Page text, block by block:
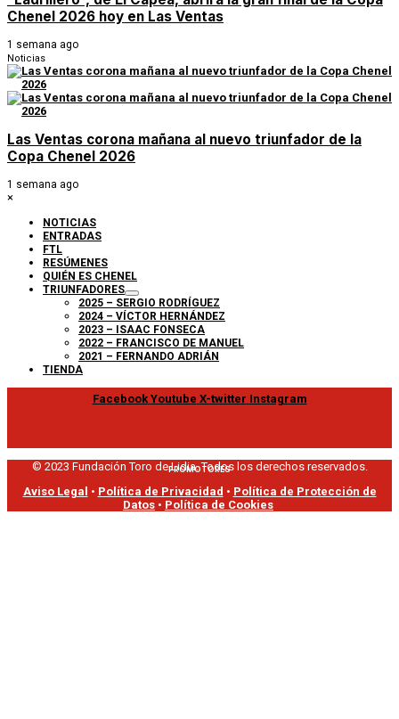
Chenel 2026 hoy en Las Ventas
1 semana ago
Noticias
Las Ventas corona mañana al nuevo triunfador de la
Copa Chenel 2026
1 semana ago
×
NOTICIAS
ENTRADAS
FTL
RESÚMENES
QUIÉN ES CHENEL
TRIUNFADORES
2025 – SERGIO RODRÍGUEZ
2024 – VÍCTOR HERNÁNDEZ
2023 – ISAAC FONSECA
2022 – FRANCISCO DE MANUEL
2021 – FERNANDO ADRIÁN
TIENDA
Facebook Youtube X-twitter Instagram
PROMOTORES
© 2023 Fundación Toro de Lidia. Todos los derechos reservados.
Aviso Legal • Política de Privacidad • Política de Protección de
Datos • Política de Cookies